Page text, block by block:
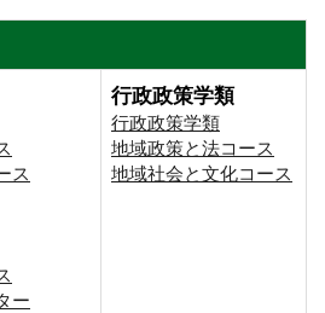
ス
ー
行政政策学類
行政政策学類
地域政策と法コース
地域社会と文化コース